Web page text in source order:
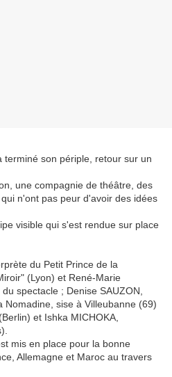
terminé son périple, retour sur un
une compagnie de théâtre, des
n'ont pas peur d'avoir des idées
visible qui s'est rendue sur place
du Petit Prince de la
(Lyon) et René-Marie
spectacle ; Denise SAUZON,
Nomadine, sise à Villeubanne (69)
et Ishka MICHOKA,
mis en place pour la bonne
Allemagne et Maroc au travers